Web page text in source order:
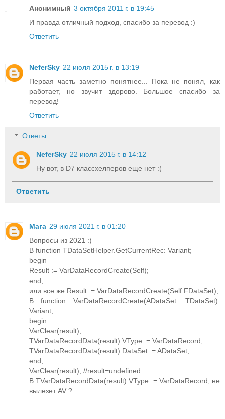
Анонимный 3 октября 2011 г. в 19:45
И правда отличный подход, спасибо за перевод :)
Ответить
NeferSky 22 июля 2015 г. в 13:19
Первая часть заметно понятнее... Пока не понял, как
работает, но звучит здорово. Большое спасибо за
перевод!
Ответить
Ответы
NeferSky 22 июля 2015 г. в 14:12
Ну вот, в D7 классхелперов еще нет :(
Ответить
Мага 29 июля 2021 г. в 01:20
Вопросы из 2021 :)
В function TDataSetHelper.GetCurrentRec: Variant;
begin
Result := VarDataRecordCreate(Self);
end;
или все же Result := VarDataRecordCreate(Self.FDataSet);
В function VarDataRecordCreate(ADataSet: TDataSet):
Variant;
begin
VarClear(result);
TVarDataRecordData(result).VType := VarDataRecord;
TVarDataRecordData(result).DataSet := ADataSet;
end;
VarClear(result); //result=undefined
В TVarDataRecordData(result).VType := VarDataRecord; не
вылезет AV ?